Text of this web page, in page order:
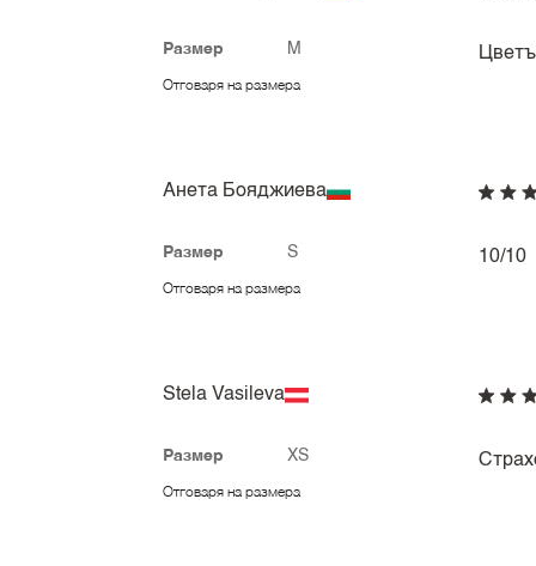
Размер M
Отговаря на размера
Анета Бояджиева
Размер S
Отговаря на размера
10/10
Stela Vasileva
Размер XS
Отговаря на размера